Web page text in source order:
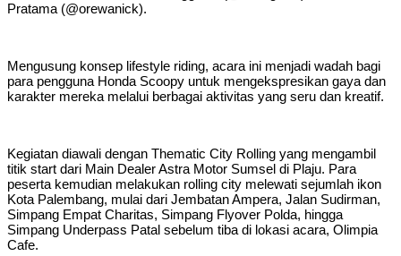
Pratama (@orewanick).
Mengusung konsep lifestyle riding, acara ini menjadi wadah bagi
para pengguna Honda Scoopy untuk mengekspresikan gaya dan
karakter mereka melalui berbagai aktivitas yang seru dan kreatif.
Kegiatan diawali dengan Thematic City Rolling yang mengambil
titik start dari Main Dealer Astra Motor Sumsel di Plaju. Para
peserta kemudian melakukan rolling city melewati sejumlah ikon
Kota Palembang, mulai dari Jembatan Ampera, Jalan Sudirman,
Simpang Empat Charitas, Simpang Flyover Polda, hingga
Simpang Underpass Patal sebelum tiba di lokasi acara, Olimpia
Cafe.